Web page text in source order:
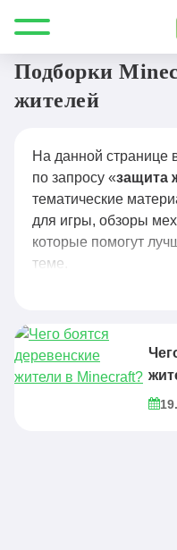
Все для Minecraft
Подборки
жителей
На данной странице
по запросу «защита
тематические
для игры, обзоры
которые помогут
теме.